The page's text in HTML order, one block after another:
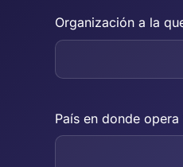
Organización a la
País en donde opera